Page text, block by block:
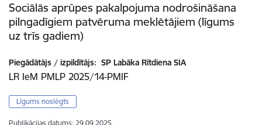
Sociālās aprūpes pakalpojuma nodrošināšana
pilngadīgiem patvēruma meklētājiem (līgums
uz trīs gadiem)
Piegādātājs / izpildītājs: SP Labāka Rītdiena SIA
LR IeM PMLP 2025/14-PMIF
Līgums noslēgts
Publikācijas datums: 29.09.2025.